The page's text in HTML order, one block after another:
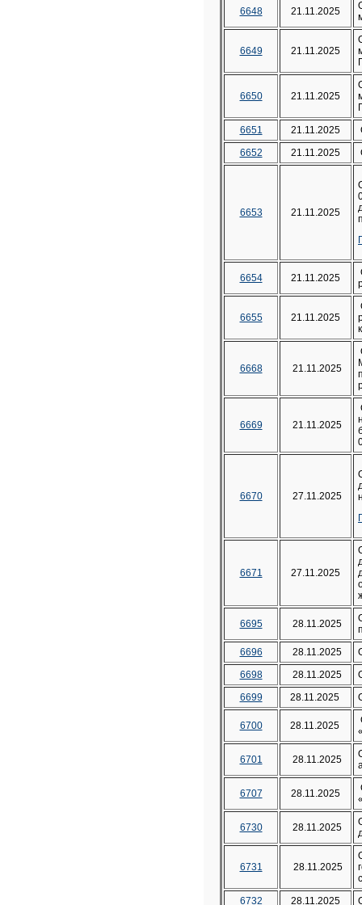
6648 21.11.2025
6649 21.11.2025
6650 21.11.2025
6651
21.11.2025
6652
21.11.2025
6653 21.11.2025
6654 21.11.2025
6655 21.11.2025
6668 21.11.2025
6669 21.11.2025
6670 27.11.2025
6671 27.11.2025
6695 28.11.2025
6696
28.11.2025
6698
28.11.2025
6699
28.11.2025
6700 28.11.2025
6701 28.11.2025
6707 28.11.2025
6730 28.11.2025
6731 28.11.2025
6732
28.11.2025